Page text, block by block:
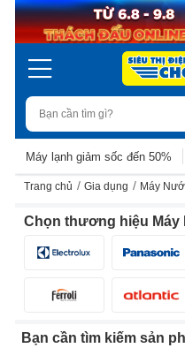
Máy lạnh giảm sốc đến 50%
Trang chủ / Gia dụng / Máy
Chọn thương hiệu Máy
Bạn cần tìm kiếm sản